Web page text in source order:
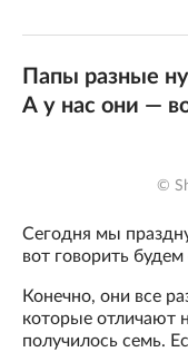
Папы разные
А у нас они —
©
Сегодня мы
вот говорить
Конечно, они все
которые отличают
получилось семь.